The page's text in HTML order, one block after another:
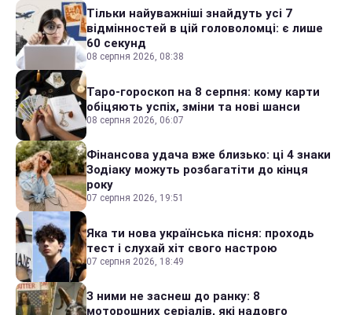
Тільки найуважніші знайдуть усі 7
відмінностей в цій головоломці: є лише
60 секунд
08 серпня 2026, 08:38
Таро-гороскоп на 8 серпня: кому карти
обіцяють успіх, зміни та нові шанси
08 серпня 2026, 06:07
Фінансова удача вже близько: ці 4 знаки
Зодіаку можуть розбагатіти до кінця
року
07 серпня 2026, 19:51
Яка ти нова українська пісня: проходь
тест і слухай хіт свого настрою
07 серпня 2026, 18:49
З ними не заснеш до ранку: 8
моторошних серіалів, які надовго